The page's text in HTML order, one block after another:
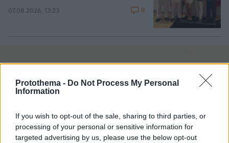
Protothema - Do Not Process My Personal
Information
If you wish to opt-out of the sale, sharing to third parties, or
processing of your personal or sensitive information for
targeted advertising by us, please use the below opt-out
07.08.2026, 13:23 8
Games